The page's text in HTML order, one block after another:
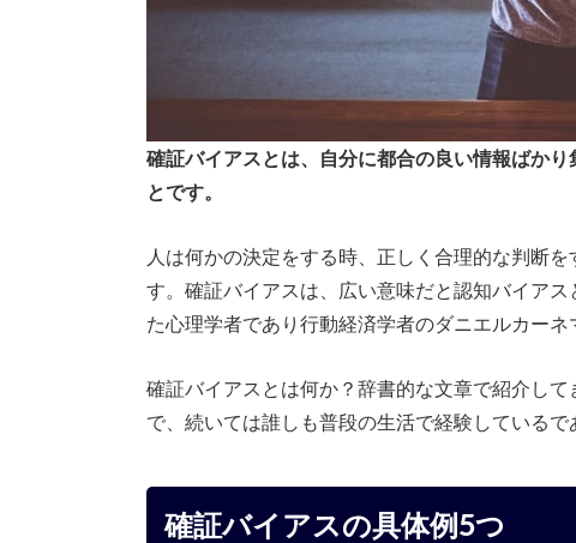
確証バイアスとは、自分に都合の良い情報ばか
とです。
人は何かの決定をする時、正しく合理的な判断
す。確証バイアスは、広い意味だと認知バイア
た心理学者であり行動経済学者のダニエルカー
確証バイアスとは何か？辞書的な文章で紹介し
で、続いては誰しも普段の生活で経験しているで
確証バイアスの具体例5つ